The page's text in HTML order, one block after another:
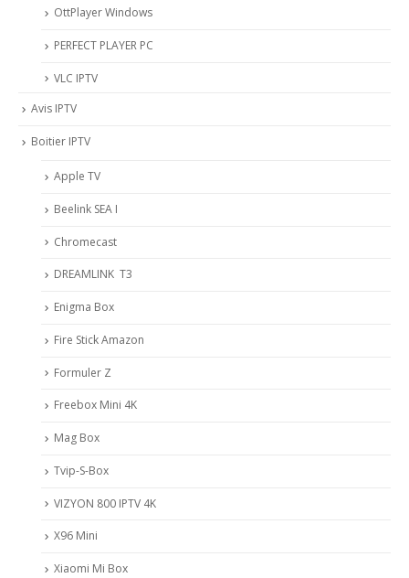
OttPlayer Windows
PERFECT PLAYER PC
VLC IPTV
Avis IPTV
Boitier IPTV
Apple TV
Beelink SEA I
Chromecast
DREAMLINK T3
Enigma Box
Fire Stick Amazon
Formuler Z
Freebox Mini 4K
Mag Box
Tvip-S-Box
VIZYON 800 IPTV 4K
X96 Mini
Xiaomi Mi Box